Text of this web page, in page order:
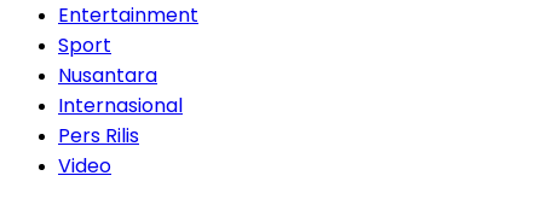
Entertainment
Sport
Nusantara
Internasional
Pers Rilis
Video